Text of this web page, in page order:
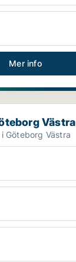
Mer info
Västra
Göteborg Västra